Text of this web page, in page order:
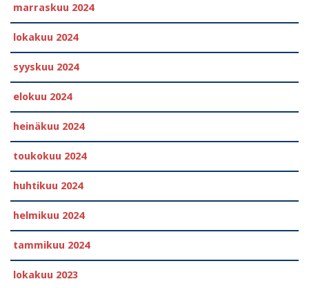
marraskuu 2024
lokakuu 2024
syyskuu 2024
elokuu 2024
heinäkuu 2024
toukokuu 2024
huhtikuu 2024
helmikuu 2024
tammikuu 2024
lokakuu 2023